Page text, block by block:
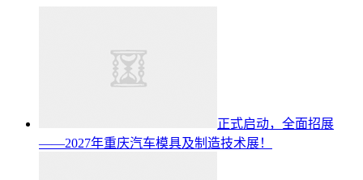
正式启动，全面招展
——2027年重庆汽车模具及制造技术展！